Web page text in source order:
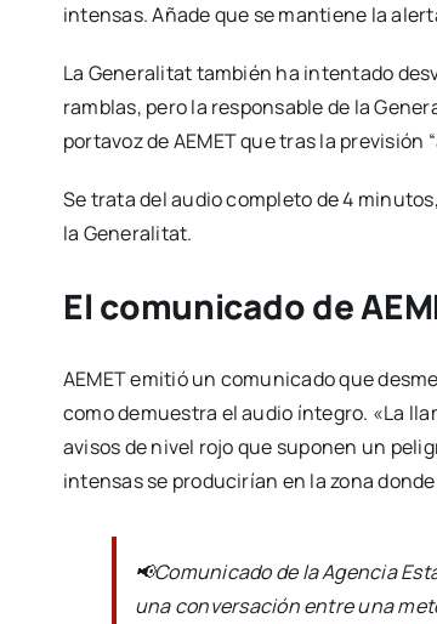
intensas. Añade que se mantiene la
La Generalitat también ha intentado
ramblas, pero la responsable de la
portavoz de AEMET que tras la previsión
Se trata del audio completo de 4
la Generalitat.
El comunicado de
AEMET emitió un comunicado que
como demuestra el audio íntegro. «La
avisos de nivel rojo que suponen un
intensas se producirían en la zona
📢Comunicado de la Agencia
una conversación entre una